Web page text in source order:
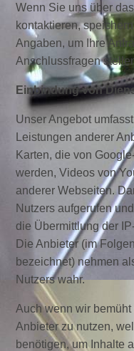
Wenn Sie uns über
kontaktieren,
Angaben, um Ihre
Anschlussfragen
Einbindung von
Unser Angebot
Leistungen anderer
Karten, die von
werden, Videos von
anderer Webseiten.
Nutzers aufgerufen
die Übermittlung der
Die Anbieter (im
bezeichnet) nehmen
Nutzers wahr.
Auch wenn wir
Anbieter zu nutzen,
benötigen, um Inhalte